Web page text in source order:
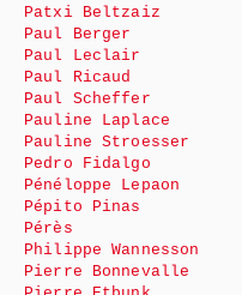
Patxi Beltzaiz
Paul Berger
Paul Leclair
Paul Ricaud
Paul Scheffer
Pauline Laplace
Pauline Stroesser
Pedro Fidalgo
Pénéloppe Lepaon
Pépito Pinas
Pérès
Philippe Wannesson
Pierre Bonnevalle